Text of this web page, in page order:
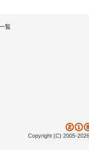
覧
Copyright (C) 2005-